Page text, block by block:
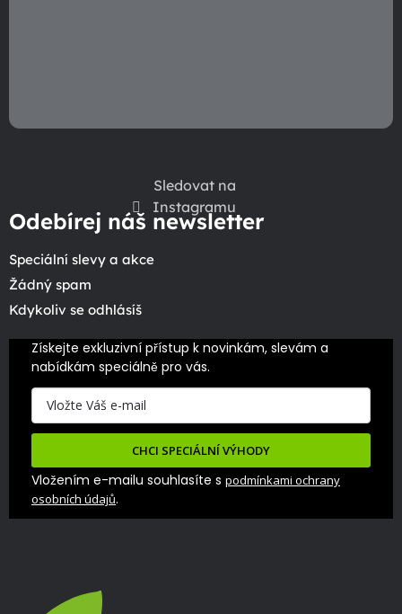
Sledovat na
Instagramu
Odebírej náš newsletter
Speciální slevy a akce
Žádný spam
Kdykoliv se odhlásíš
Získejte exkluzivní přístup k novinkám, slevám a
nabídkám speciálně pro vás.
CHCI SPECIÁLNÍ VÝHODY
Vložením e-mailu souhlasíte s podmínkami ochrany
osobních údajů.